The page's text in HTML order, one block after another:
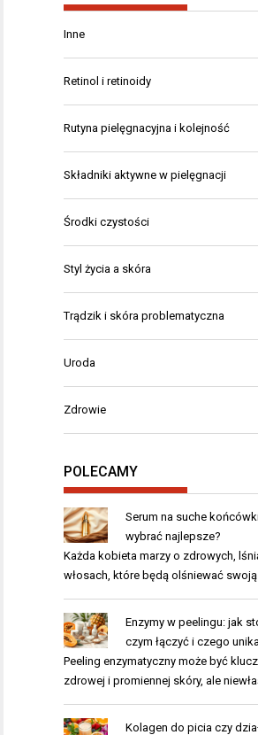
Inne
Retinol i retinoidy
Rutyna pielęgnacyjna i kolejność
Składniki aktywne w pielęgnacji
Środki czystości
Styl życia a skóra
Trądzik i skóra problematyczna
Uroda
Zdrowie
POLECAMY
Serum na suche
wybrać najlepsze?
Każda kobieta marzy o zdrowych,
włosach, które będą olśniewać
Enzymy w peelingu: jak
czym łączyć i czego
Peeling enzymatyczny może być
zdrowej i promiennej skóry, ale
Kolagen do picia czy